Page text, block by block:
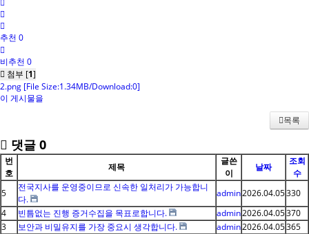
추천 0
비추천 0
첨부 [1]
2.png [File Size:1.34MB/Download:0]
이 게시물을
목록
댓글 0
번
호
제목
글쓴
이
날짜
조회
수
5
전국지사를 운영중이므로 신속한 일처리가 가능합니
다.
admin2026.04.05330
4
빈틈없는 진행 증거수집을 목표로합니다. admin2026.04.05370
3
보안과 비밀유지를 가장 중요시 생각합니다. admin2026.04.05365